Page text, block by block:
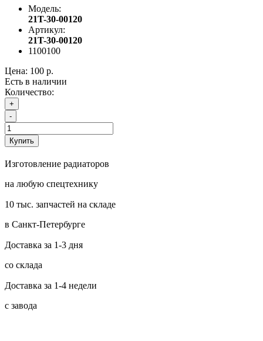
Модель:
21T-30-00120
Артикул:
21T-30-00120
1100100
Цена: 100 р.
Есть в наличии
Количество:
+
-
Купить
Изготовление радиаторов
на любую спецтехнику
10 тыс. запчастей на складе
в Санкт-Петербурге
Доставка за 1-3 дня
со склада
Доставка за 1-4 недели
с завода